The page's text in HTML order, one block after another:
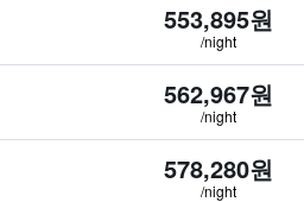
553,895원
/night
562,967원
/night
578,280원
/night